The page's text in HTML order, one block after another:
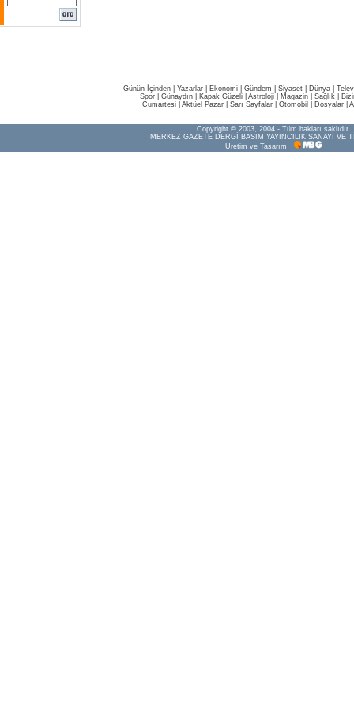
Günün İçinden Yazarlar Ekonomi Gündem Siyaset Dünya |
Spor
Günaydın Kapak Güzeli Astroloji Magazin Sağlık
Cumartesi| Aktüel Pazar| Sarı Sayfalar| Otomobil Dosyalar|
Copyright © 2003, 2004 - Tüm hakları saklıdır.
MERKEZ GAZETE DERGİ BASIM YAYINCILIK SANAYİ VE
Üretim ve Tasarım